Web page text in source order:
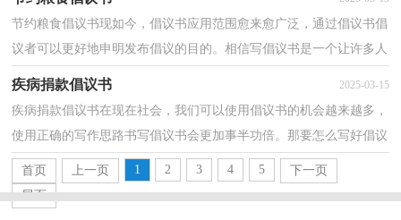
节约粮食倡议书现如今，倡议书应用范围愈来愈广泛，通过倡议书倡
议者可以更好地申明发布倡议的目的。相信写倡议书是一个让许多人
疾病捐款倡议书 2025-03-15
疾病捐款倡议书在现在社会，我们可以使用倡议书的机会越来越多，
使用正确的写作思路书写倡议书会更加事半功倍。那要怎么写好倡议
书呢？以下是小编精心整理的疾病捐款倡议书，希望对...
首页 上一页 1 2 3 4 5
下一页
尾页